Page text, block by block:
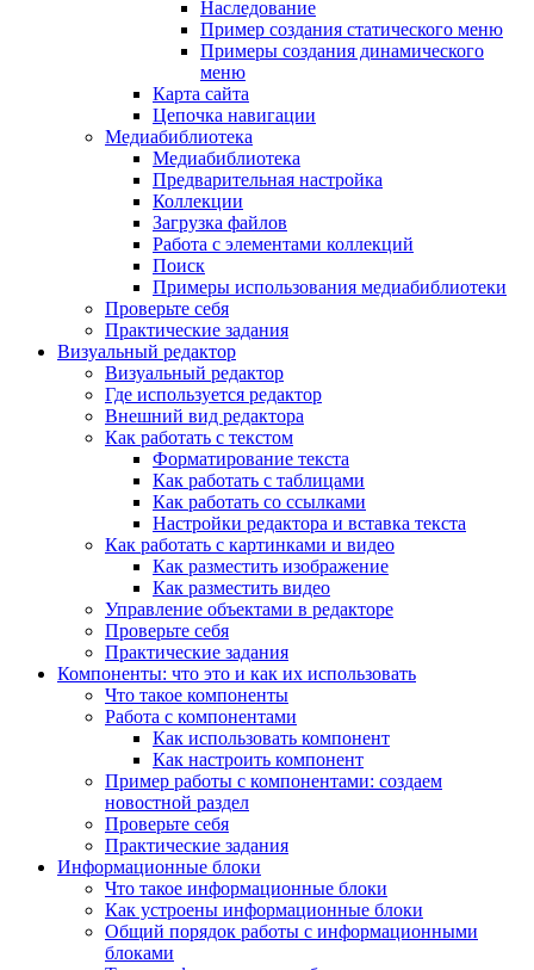
Наследование
Пример создания статического меню
Примеры создания динамического
меню
Карта сайта
Цепочка навигации
Медиабиблиотека
Медиабиблиотека
Предварительная настройка
Коллекции
Загрузка файлов
Работа с элементами коллекций
Поиск
Примеры использования медиабиблиотеки
Проверьте себя
Практические задания
Визуальный редактор
Визуальный редактор
Где используется редактор
Внешний вид редактора
Как работать с текстом
Форматирование текста
Как работать с таблицами
Как работать со ссылками
Настройки редактора и вставка текста
Как работать с картинками и видео
Как разместить изображение
Как разместить видео
Управление объектами в редакторе
Проверьте себя
Практические задания
Компоненты: что это и как их использовать
Что такое компоненты
Работа с компонентами
Как использовать компонент
Как настроить компонент
Пример работы с компонентами: создаем
новостной раздел
Проверьте себя
Практические задания
Информационные блоки
Что такое информационные блоки
Как устроены информационные блоки
Общий порядок работы с информационными
блоками